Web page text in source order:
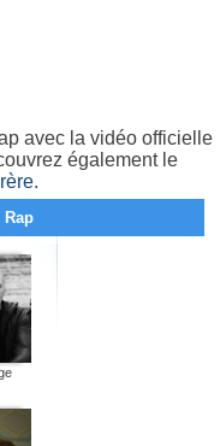
avec la vidéo officielle
également le
.
Rap